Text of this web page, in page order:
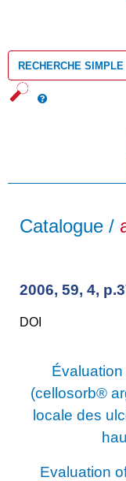
Catalogue /
2006, 59, 4,
DOI
(cellosorb®
locale des
Evaluation